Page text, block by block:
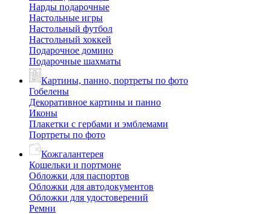
Нарды подарочные
Настольные игры
Настольный футбол
Настольный хоккей
Подарочное домино
Подарочные шахматы
Картины, панно, портреты по фото
Гобелены
Декоративное картины и панно
Иконы
Плакетки с гербами и эмблемами
Портреты по фото
Кожгалантерея
Кошельки и портмоне
Обложки для паспортов
Обложки для автодокументов
Обложки для удостоверений
Ремни